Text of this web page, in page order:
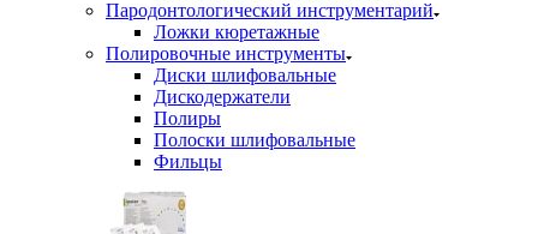
Пародонтологический инструментарий
Ложки кюретажные
Полировочные инструменты
Диски шлифовальные
Дискодержатели
Полиры
Полоски шлифовальные
Фильцы